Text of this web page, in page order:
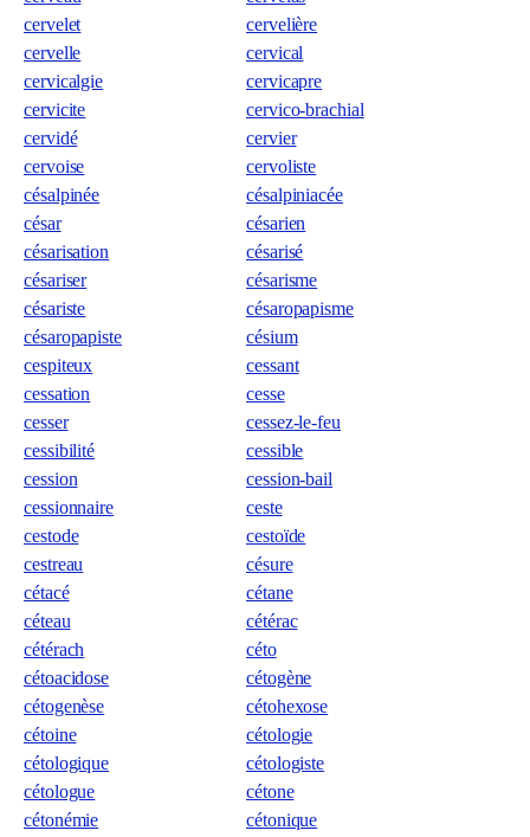
cervelet
cervelière
cervelle
cervical
cervicalgie
cervicapre
cervicite
cervico-brachial
cervidé
cervier
cervoise
cervoliste
césalpinée
césalpiniacée
césar
césarien
césarisation
césarisé
césariser
césarisme
césariste
césaropapisme
césaropapiste
césium
cespiteux
cessant
cessation
cesse
cesser
cessez-le-feu
cessibilité
cessible
cession
cession-bail
cessionnaire
ceste
cestode
cestoïde
cestreau
césure
cétacé
cétane
céteau
cétérac
cétérach
céto
cétoacidose
cétogène
cétogenèse
cétohexose
cétoine
cétologie
cétologique
cétologiste
cétologue
cétone
cétonémie
cétonique